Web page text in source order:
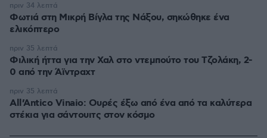
Φωτιά στη Μικρή Βίγλα της Νάξου, σηκώθηκε ένα
ελικόπτερο
πριν 34 λεπτά
Φιλική ήττα για την Χαλ στο ντεμπούτο του Τζολάκη, 2-
0 από την Άϊντραχτ
πριν 35 λεπτά
All’Antico Vinaio: Ουρές έξω από ένα από τα καλύτερα
στέκια για σάντουιτς στον κόσμο
πριν 35 λεπτά